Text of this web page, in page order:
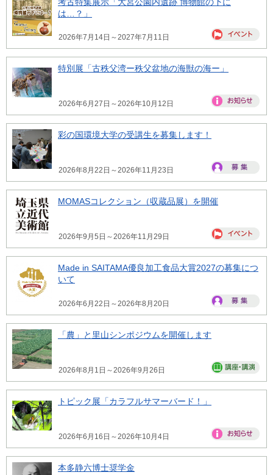
は…？」
2026年7月14日～2027年7月11日
特別展「古秩父湾ー秩父盆地の海獣の海ー」
2026年6月27日～2026年10月12日
彩の国環境大学の受講生を募集します！
2026年8月22日～2026年11月23日
MOMASコレクション（収蔵品展）を開催
2026年9月5日～2026年11月29日
Made in SAITAMA優良加工食品大賞2027の募集につ
いて
2026年6月22日～2026年8月20日
「農」と里山シンポジウムを開催します
2026年8月1日～2026年9月26日
トピック展「カラフルサマーバード！」
2026年6月16日～2026年10月4日
本多静六博士奨学金